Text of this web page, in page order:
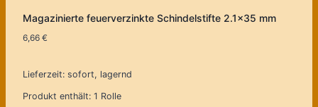
Magazinierte feuerverzinkte Schindelstifte 2.1×35 mm
6,66 €
Lieferzeit: sofort, lagernd
Produkt enthält: 1 Rolle